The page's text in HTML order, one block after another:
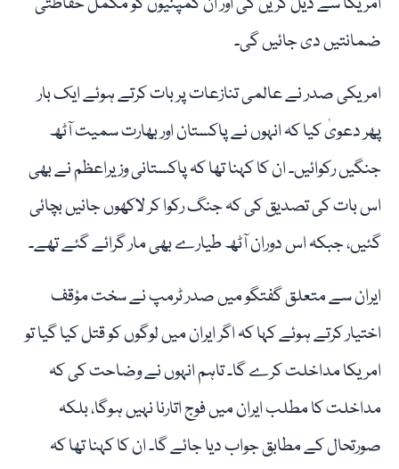
ضمانتیں دی جائیں گی۔
امریکی صدر نے عالمی تنازعات پر بات کرتے ہوئے ایک بار
پھر دعویٰ کیا کہ انہوں نے پاکستان اور بھارت سمیت آٹھ
جنگیں رکوائیں۔ ان کا کہنا تھا کہ پاکستانی وزیراعظم نے بھی
اس بات کی تصدیق کی کہ جنگ رکوا کر لاکھوں جانیں بچائی
گئیں، جبکہ اس دوران آٹھ طیارے بھی مار گرائے گئے تھے۔
ایران سے متعلق گفتگو میں صدر ٹرمپ نے سخت مؤقف
اختیار کرتے ہوئے کہا کہ اگر ایران میں لوگوں کو قتل کیا گیا تو
امریکا مداخلت کرے گا۔ تاہم انہوں نے وضاحت کی کہ
مداخلت کا مطلب ایران میں فوج اتارنا نہیں ہوگا، بلکہ
صورتحال کے مطابق جواب دیا جائے گا۔ ان کا کہنا تھا کہ